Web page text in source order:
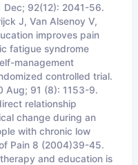
Dec; 92(12): 2041-56.
J, Van Alsenoy V,
improves pain
fatigue syndrome
management
controlled trial.
Aug; 91 (8): 1153-9.
relationship
change during an
with chronic low
Pain 8 (2004)39-45.
and education is